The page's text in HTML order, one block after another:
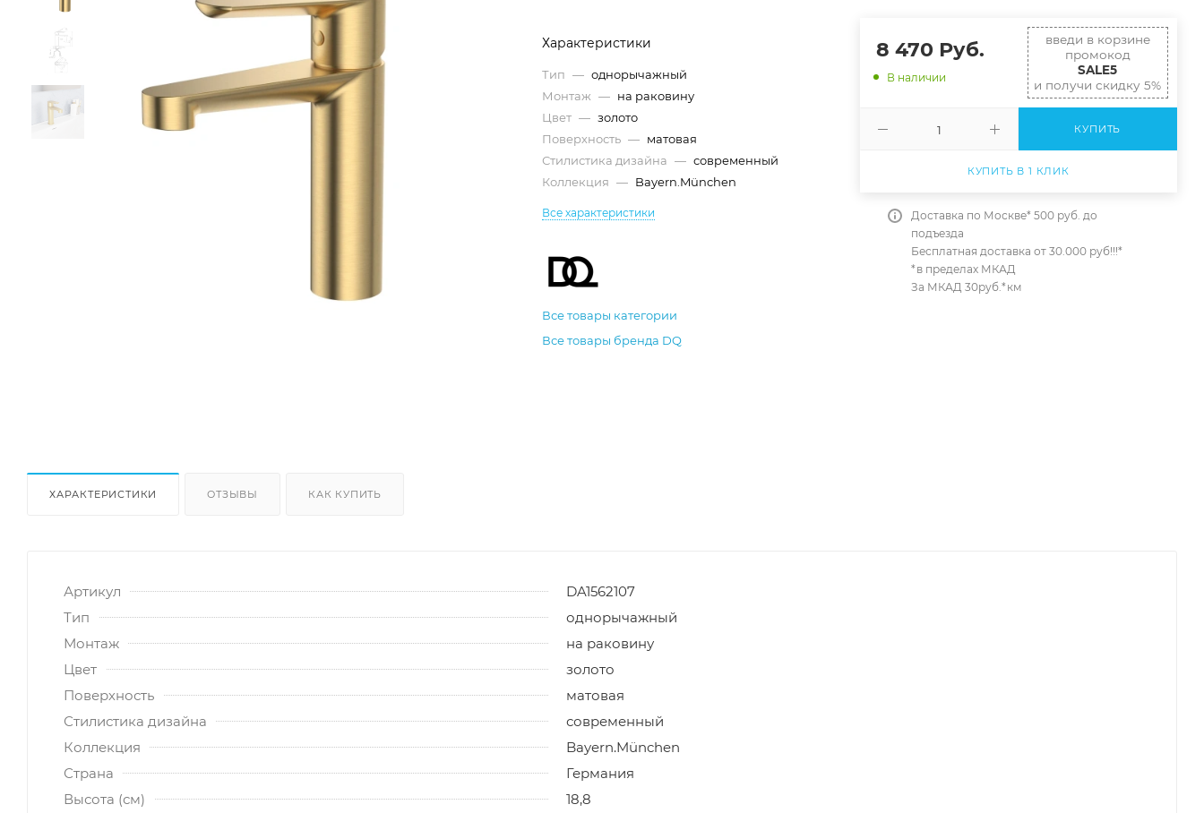
Характеристики
Тип — однорычажный
Монтаж — на раковину
Цвет — золото
Поверхность — матовая
Стилистика дизайна — современный
Коллекция — Bayern.München
Все характеристики
Все товары категории
Все товары бренда DQ
8 470 Руб.
В наличии
введи в корзине
промокод
SALE5
и получи скидку 5%
КУПИТЬ
КУПИТЬ В 1 КЛИК
Доставка по Москве* 500 руб. до
подъезда
Бесплатная доставка от 30.000 руб!!!*
*в пределах МКАД
За МКАД 30руб.*км
ХАРАКТЕРИСТИКИ ОТЗЫВЫ КАК КУПИТЬ
Артикул
DA1562107
Тип
однорычажный
Монтаж
на раковину
Цвет
золото
Поверхность
матовая
Стилистика дизайна
современный
Коллекция
Bayern.München
Страна
Германия
Высота (см)
18,8